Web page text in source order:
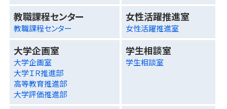
教職課程センター
教職課程センター
女性活躍推進室
女性活躍推進室
大学企画室
大学企画室
大学ＩＲ推進部
高等教育推進部
大学評価推進部
学生相談室
学生相談室